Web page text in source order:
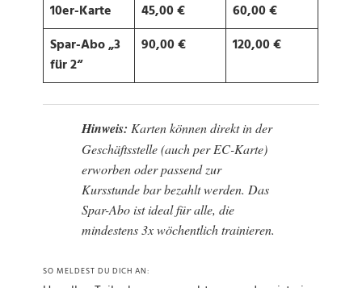
10er-Karte
45,00 €
60,00 €
Spar-Abo „3
für 2“
90,00 € 120,00 €
Hinweis: Karten können direkt in der
Geschäftsstelle (auch per EC-Karte)
erworben oder passend zur
Kursstunde bar bezahlt werden. Das
Spar-Abo ist ideal für alle, die
mindestens 3x wöchentlich trainieren.
SO MELDEST DU DICH AN: